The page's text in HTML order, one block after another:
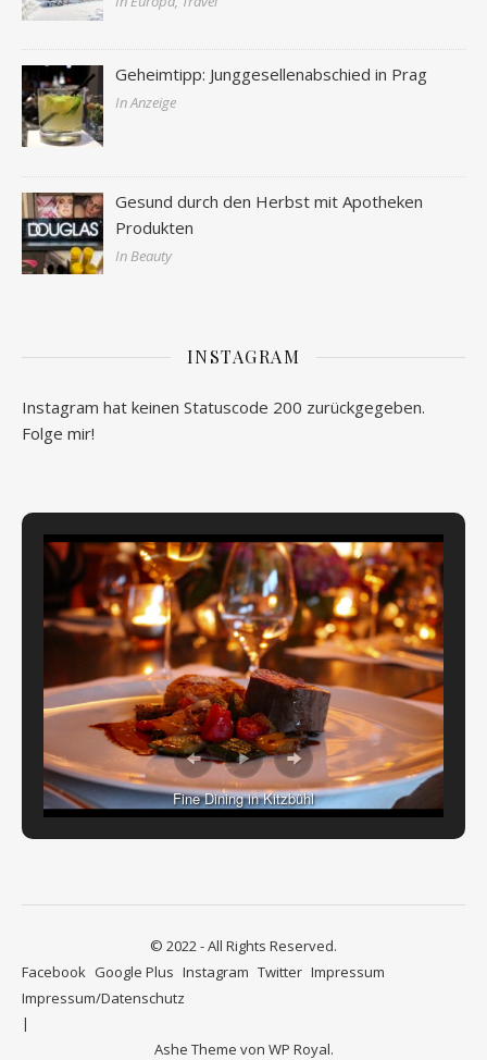
Geheimtipp: Junggesellenabschied in Prag
In Anzeige
Gesund durch den Herbst mit Apotheken
Produkten
In Beauty
INSTAGRAM
Instagram hat keinen Statuscode 200 zurückgegeben.
Folge mir!
Fine Dining in Kitzbühl
© 2022 - All Rights Reserved.
Facebook Google Plus Instagram Twitter Impressum
Impressum/Datenschutz
Ashe Theme von WP Royal.